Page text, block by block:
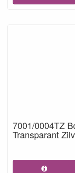
7001/0004TZ
Transparant